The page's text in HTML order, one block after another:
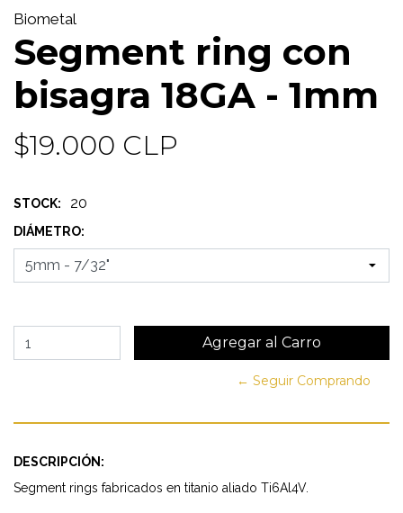
Biometal
Segment ring con
bisagra 18GA - 1mm
$19.000 CLP
STOCK: 20
DIÁMETRO:
← Seguir Comprando
DESCRIPCIÓN:
Segment rings fabricados en titanio aliado Ti6Al4V.